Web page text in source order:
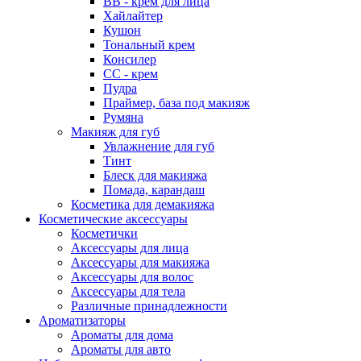
Наборы
Хайлайтер
Кушон
Тональный крем
Консилер
СС - крем
Пудра
Праймер, база под макияж
Румяна
Макияж для губ
Увлажнение для губ
Тинт
Блеск для макияжа
Помада, карандаш
Косметика для демакияжа
Косметические аксессуары
Косметички
Аксессуары для лица
Аксессуары для макияжа
Аксессуары для волос
Аксессуары для тела
Различные принадлежности
Ароматизаторы
Ароматы для дома
Ароматы для авто